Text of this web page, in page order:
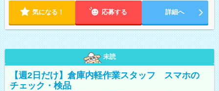
気になる！ 応募する 詳細へ
未読
【週2日だけ】倉庫内軽作業スタッフ スマホの
チェック・検品